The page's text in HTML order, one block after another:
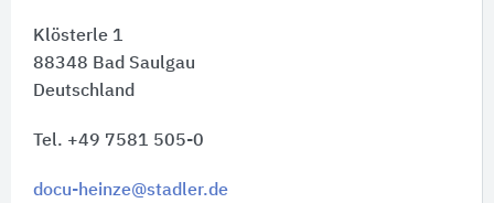
Klösterle 1
88348 Bad Saulgau
Deutschland
Tel. +49 7581 505-0
docu-heinze@stadler.de